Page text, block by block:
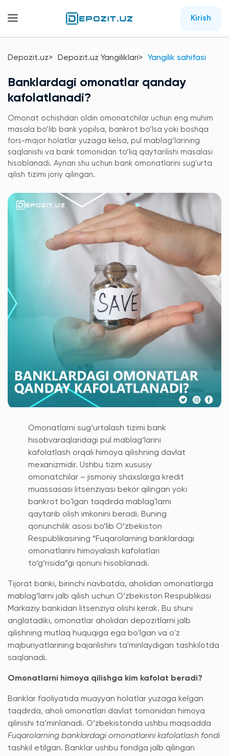
Kirish
Depozit.uz Depozit.uz Yangiliklari Yangilik sahifasi
Banklardagi omonatlar qanday
kafolatlanadi?
Omonat ochishdan oldin omonatchilar uchun eng muhim
masala bo’lib bank yopilsa, bankrot bo‘lsa yoki boshqa
fors-major holatlar yuzaga kelsa, pul mablag‘larining
saqlanishi va bank tomonidan to‘liq qaytarilishi masalasi
hisoblanadi. Aynan shu uchun bank omonatlarini sug'urta
qilish tizimi joriy qilingan.
Omonatlarni sug‘urtalash tizimi bank
hisobvaraqlaridagi pul mablag‘larini
kafolatlash orqali himoya qilishning davlat
mexanizmidir. Ushbu tizim xususiy
omonatchilar – jismoniy shaxslarga kredit
muassasasi litsenziyasi bekor qilingan yoki
bankrot bo'lgan taqdirda mablag'larni
qaytarib olish imkonini beradi. Buning
qonunchilik asosi bo’lib O‘zbekiston
Respublikasining “Fuqarolarning banklardagi
omonatlarini himoyalash kafolatlari
to‘g‘risida”gi qonuni hisoblanadi.
Tijorat banki, birinchi navbatda, aholidan omonatlarga
mablag‘larni jalb qilish uchun O‘zbekiston Respublikasi
Markaziy bankidan litsenziya olishi kerak. Bu shuni
anglatadiki, omonatlar aholidan depozitlarni jalb
qilishning mutlaq huquqiga ega bo'lgan va o'z
majburiyatlarining bajarilishini ta'minlaydigan tashkilotda
saqlanadi.
Omonatlarni himoya qilishga kim kafolat beradi?
Banklar faoliyatida muayyan holatlar yuzaga kelgan
taqdirda, aholi omonatlari davlat tomonidan himoya
qilinishi ta’minlanadi. O‘zbekistonda ushbu maqsadda
Fuqarolarning banklardagi omonatlarini kafolatlash fondi
tashkil etilgan. Banklar ushbu fondga jalb qilingan